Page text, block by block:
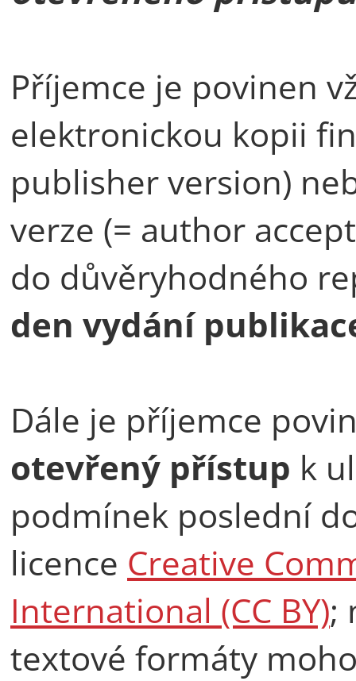
Příjemce je povinen
elektronickou kopii
publisher version)
verze (= author
do důvěryhodného
den vydání
Dále je příjemce
otevřený přístup k
podmínek poslední
licence Creative
International (CC BY);
textové formáty